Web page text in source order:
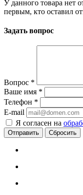
У данного товара нет
первым, кто оставил
Задать вопрос
Вопрос *
Ваше имя *
Телефон *
E-mail
Я согласен на
Сбросить